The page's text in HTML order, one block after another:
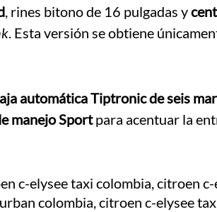
, rines bitono de 16 pulgadas y
. Esta versión se obtiene
automática Tiptronic de seis
manejo Sportpara acentuar la